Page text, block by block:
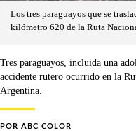
Los tres paraguayos que se
kilómetro 620 de la Ruta
Tres paraguayos, incluida una
accidente rutero ocurrido en la
Argentina.
POR ABC COLOR